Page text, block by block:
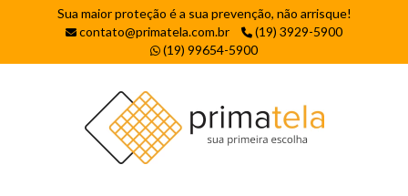
Sua maior proteção é a sua prevenção, não arrisque!
contato@primatela.com.br
(19) 3929-5900
(19) 99654-5900